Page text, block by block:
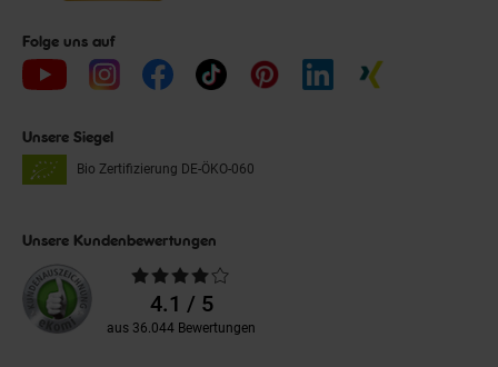
Folge uns auf
Unsere Siegel
Bio Zertifizierung DE-ÖKO-060
Unsere Kundenbewertungen
Durchschnittliche
Bewertungen4.1 / 5
aus 36.044 Bewertungen